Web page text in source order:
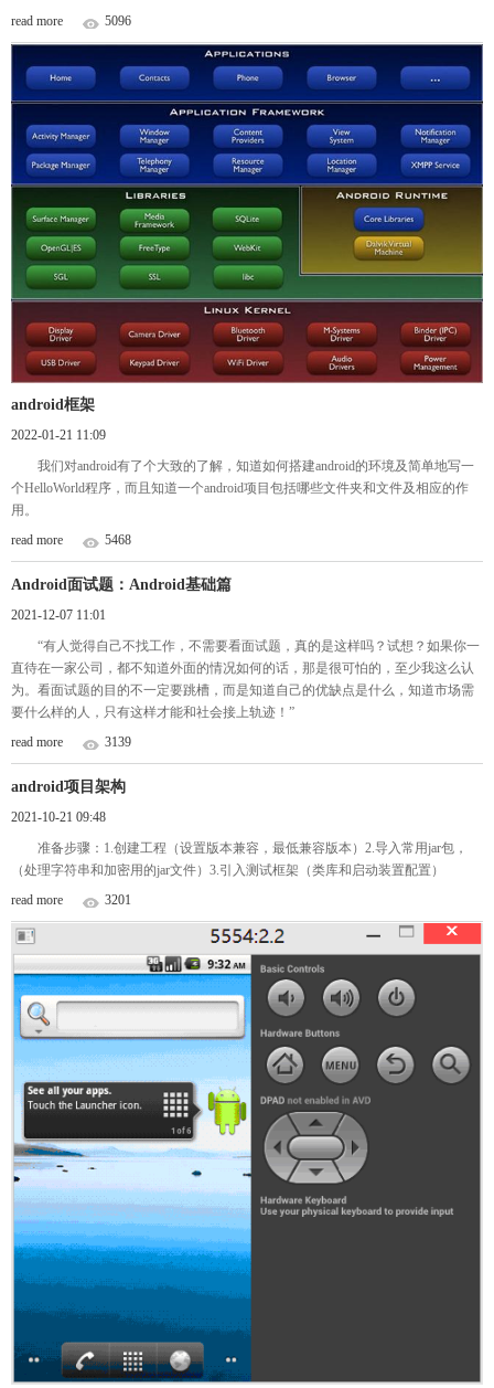
read more
5096
android框架
2022-01-21 11:09
我们对android有了个大致的了解，知道如何搭建android的环境及简单地写一
个HelloWorld程序，而且知道一个android项目包括哪些文件夹和文件及相应的作
用。
read more
5468
Android面试题：Android基础篇
2021-12-07 11:01
“有人觉得自己不找工作，不需要看面试题，真的是这样吗？试想？如果你一
直待在一家公司，都不知道外面的情况如何的话，那是很可怕的，至少我这么认
为。看面试题的目的不一定要跳槽，而是知道自己的优缺点是什么，知道市场需
要什么样的人，只有这样才能和社会接上轨迹！”
read more
3139
android项目架构
2021-10-21 09:48
准备步骤：1.创建工程（设置版本兼容，最低兼容版本）2.导入常用jar包，
（处理字符串和加密用的jar文件）3.引入测试框架（类库和启动装置配置）
read more
3201